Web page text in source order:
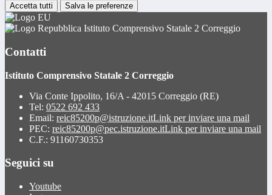
Accetta tutti Salva le preferenze
Istituto Comprensivo Statale 2 Correggio
Contatti
Istituto Comprensivo Statale 2 Correggio
Via Conte Ippolito, 16/A - 42015 Correggio (RE)
Tel: 0522 692 433
Email: reic85200p@istruzione.itLink per inviare una mail
PEC: reic85200p@pec.istruzione.itLink per inviare una mail
C.F.: 91160730353
Seguici su
Youtube